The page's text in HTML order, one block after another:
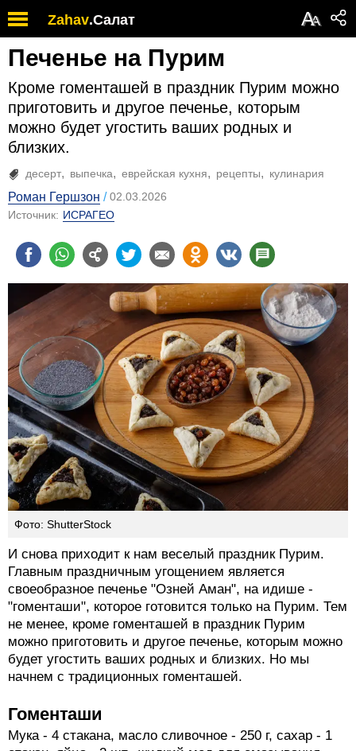
Zahav.Салат АА
Печенье на Пурим
Кроме гоменташей в праздник Пурим можно
приготовить и другое печенье, которым
можно будет угостить ваших родных и
близких.
десерт выпечка еврейская кухня рецепты кулинария
Роман Гершзон
02.03.2026
Источник: ИСРАГЕО
Фото: ShutterStock
И снова приходит к нам веселый праздник Пурим.
Главным праздничным угощением является
своеобразное печенье "Озней Аман", на идише -
"гоменташи", которое готовится только на Пурим. Тем
не менее, кроме гоменташей в праздник Пурим
можно приготовить и другое печенье, которым можно
будет угостить ваших родных и близких. Но мы
начнем с традиционных гоменташей.
Гоменташи
Мука - 4 стакана, масло сливочное - 250 г, сахар - 1